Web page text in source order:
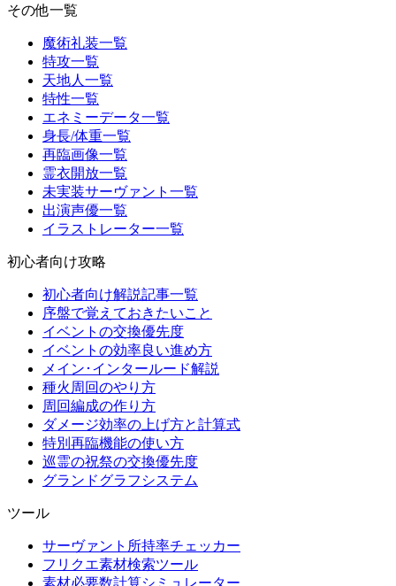
その他一覧
魔術礼装一覧
特攻一覧
天地人一覧
特性一覧
エネミーデータ一覧
身長/体重一覧
再臨画像一覧
霊衣開放一覧
未実装サーヴァント一覧
出演声優一覧
イラストレーター一覧
初心者向け攻略
初心者向け解説記事一覧
序盤で覚えておきたいこと
イベントの交換優先度
イベントの効率良い進め方
メイン･インタールード解説
種火周回のやり方
周回編成の作り方
ダメージ効率の上げ方と計算式
特別再臨機能の使い方
巡霊の祝祭の交換優先度
グランドグラフシステム
ツール
サーヴァント所持率チェッカー
フリクエ素材検索ツール
素材必要数計算シミュレーター